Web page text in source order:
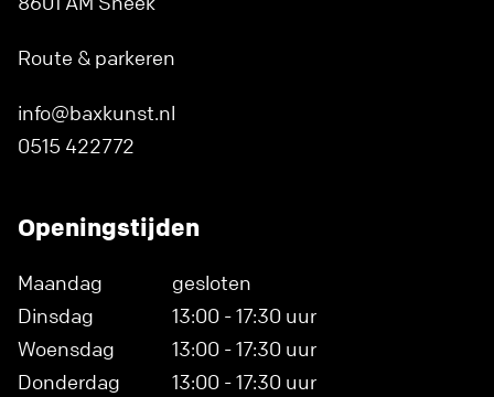
Route & parkeren
info@baxkunst.nl
0515 422772
Openingstijden
Maandag
gesloten
Dinsdag
13:00 - 17:30 uur
Woensdag
13:00 - 17:30 uur
Donderdag
13:00 - 17:30 uur